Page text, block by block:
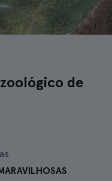
de